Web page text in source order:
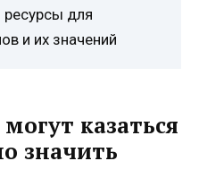
для
и их значений
казаться
значить